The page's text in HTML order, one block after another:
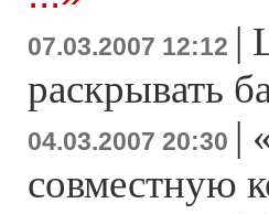
07.03.2007 12:12 |
раскрывать
04.03.2007 20:30 |
совместную